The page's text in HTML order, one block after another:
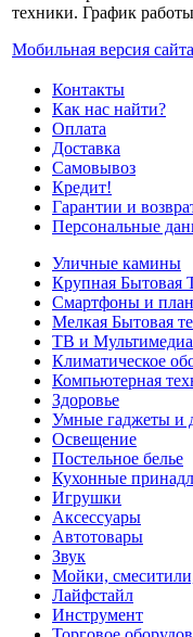
техники. График
Мобильная версия сайта
Контакты
Как нас найти?
Оплата
Доставка
Самовывоз
Кредит!
Гарантии и
Персональные
Уличные камины
Крупная Бытовая
Смартфоны и
Мелкая Бытовая
ТВ и Мультимедиа
Климатическое
Компьютерная
Здоровье
Умные гаджеты и
Освещение
Постельное белье
Кухонные
Игрушки
Аксессуары
Автотовары
Звук
Мойки,
Лайфстайл
Инструмент